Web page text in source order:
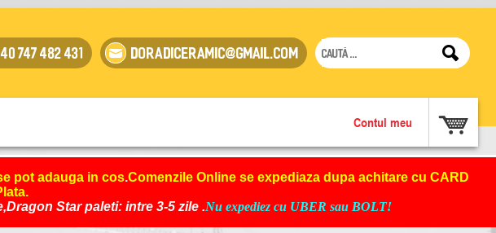
747 482 431 doradiceramic@gmail.com
Contul meu
pot adauga in cos.Comenzile Online se expediaza dupa achitare cu CARD
Star paleti: intre 3-5 zile .Nu expediez cu UBER sau BOLT!